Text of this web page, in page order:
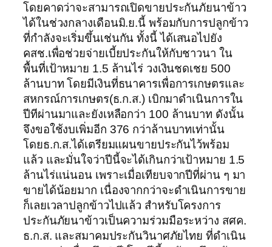
โดยคาดว่าจะสามารถเปิดขายประกันภัยนาข้าว
ได้ในช่วงกลางเดือนมิ.ย.นี้ พร้อมกับการปลูกข้าว
ที่กำลังจะเริ่มขึ้นเช่นกัน ทั้งนี้ ได้เสนอไปยัง
คสช.เพื่อช่วยจ่ายเบี้ยประกันให้กับชาวนา ใน
พื้นที่เป้าหมาย 1.5 ล้านไร่ วงเงินชดเชย 500
ล้านบาท โดยมีเงินที่ธนาคารเพื่อการเกษตรและ
สหกรณ์การเกษตร(ธ.ก.ส.) เบิกมาดำเนินการใน
ปีทีผ่านมาและยังเหลือกว่า 100 ล้านบาท ดังนั้น
จึงขอใช้งบเพิ่มอีก 376 กว่าล้านบาทเท่านั้น
โดยธ.ก.ส.ได้เตรียมแผนขายประกันไว้พร้อม
แล้ว และมั่นใจว่าปีนี้จะได้เกินกว่าเป้าหมาย 1.5
ล้านไร่แน่นอน เพราะเมื่อเทียบจากปีที่ผ่าน ๆ มา
ขายได้น้อยมาก เนื่องจากกว่าจะดำเนินการขาย
ก็เลยเวลาปลูกข้าวไปแล้ว สำหรับโครงการ
ประกันภัยนาข้าวเป็นความร่วมมือระหว่าง สศค.
ธ.ก.ส. และสมาคมประกันวินาศภัยไทย ที่ดำเนิน